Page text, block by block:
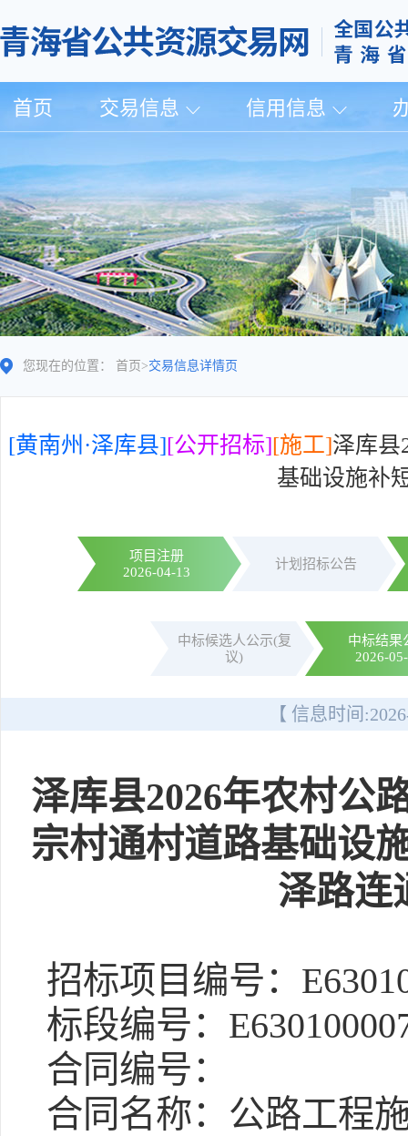
首页 交易信息 信用信息
您现在的位置： 首页 >交易信息详情页
[黄南州·泽库县][公开招标][施工]泽库县
基础设施补
项目注册
2026-04-13
计划招标公告
中标候选人公示(复
议)
中标结果
2026-
【 信息时间:
泽库县2026年农村公
宗村通村道路基础设
泽路连
招标项目编号：
标段编号：
合同编号：
合同名称：公路工程